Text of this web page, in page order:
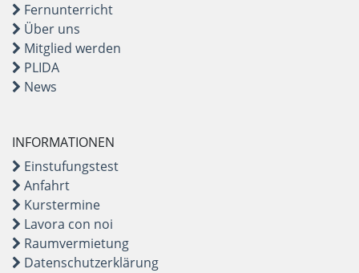
Fernunterricht
Über uns
Mitglied werden
PLIDA
News
INFORMATIONEN
Einstufungstest
Anfahrt
Kurstermine
Lavora con noi
Raumvermietung
Datenschutzerklärung